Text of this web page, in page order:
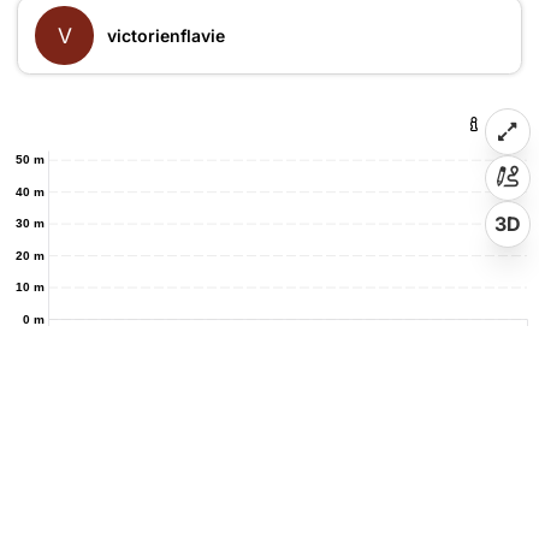
V victorienflavie
0 m
10 m
20 m
30 m
40 m
50 m
3D